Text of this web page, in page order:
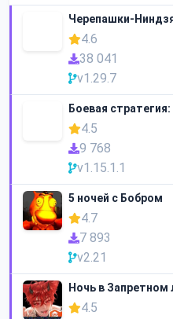
Черепашки-
4.6
38 041
v1.29.7
Боевая
4.5
9 768
v1.15.1.1
5 ночей с Бобром
4.7
7 893
v2.21
Ночь в Запретном
4.5